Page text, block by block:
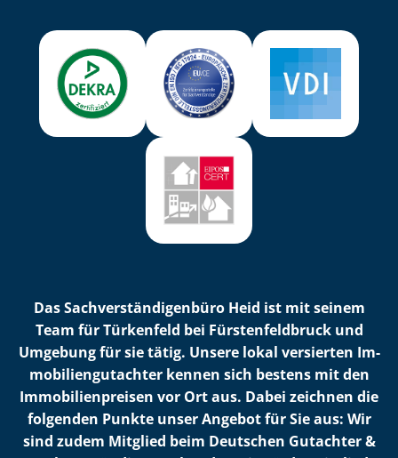
Das Sach­ver­stän­di­gen­bü­ro Heid ist mit seinem
Team für Türkenfeld bei Fürs­ten­feld­bruck und
Umgebung für sie tätig. Unsere lokal versierten Im­
mo­bi­li­en­gut­ach­ter kennen sich bestens mit den
Im­mo­bi­li­en­prei­sen vor Ort aus. Dabei zeichnen die
folgenden Punkte unser Angebot für Sie aus: Wir
sind zudem Mitglied beim Deutschen Gutachter &